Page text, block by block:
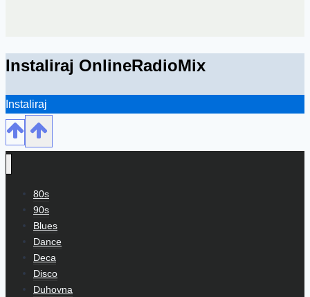
Instaliraj OnlineRadioMix
Instaliraj
80s
90s
Blues
Dance
Deca
Disco
Duhovna